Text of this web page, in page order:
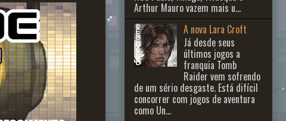
Arthur Mauro vazem mais u...
A nova Lara Croft
Já desde seus
últimos jogos a
franquia Tomb
Raider vem sofrendo
de um sério desgaste. Está difícil
concorrer com jogos de aventura
como Un...